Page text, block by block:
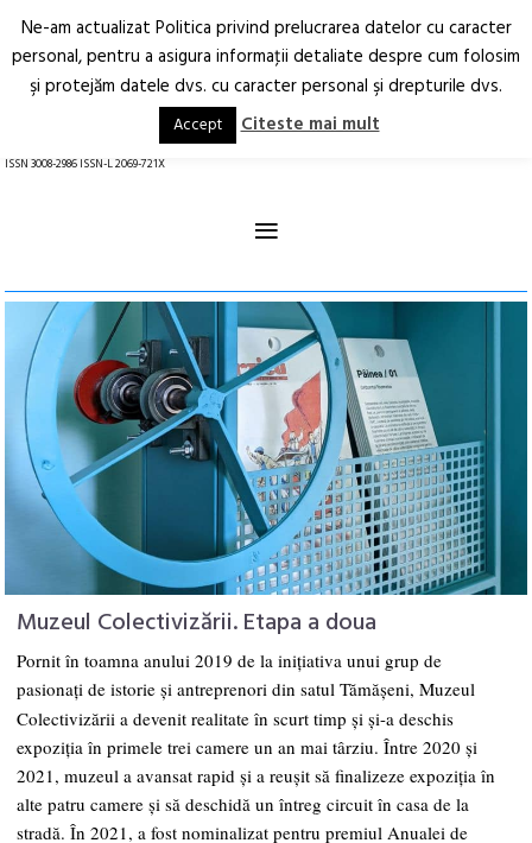
Arhitectură.
Oraș.
RO EN
ISSN 3008-2986 ISSN-L 2069-721X
≡
Muzeul Colectivizării. Etapa a doua
Pornit în toamna anului 2019 de la inițiativa unui grup de
pasionați de istorie și antreprenori din satul Tămășeni,Muzeul
Colectivizării a devenit realitate în scurt timp și și-a deschis
expoziția în primele trei camere un an mai târziu.Între 2020 şi
2021, muzeul a avansat rapid și a reușit să finalizeze expoziția în
alte patru camere și să deschidă un întreg circuit în casa de la
stradă. În 2021, a fost nominalizat pentru premiul Anualei de
Ne-am actualizat Politica privind prelucrarea datelor cu caracter
personal, pentru a asigura informaţii detaliate despre cum folosim
şi protejăm datele dvs. cu caracter personal şi drepturile dvs.
Accept Citeste mai mult